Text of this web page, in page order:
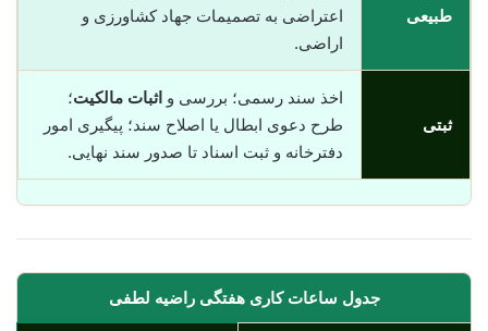
طبیعی
اعتراضی به تصمیمات جهاد کشاورزی و
اراضی.
ثبتی
اخذ سند رسمی؛ بررسی و اثبات مالکیت؛
طرح دعوی ابطال یا اصلاح سند؛ پیگیری امور
دفترخانه و ثبت اسناد تا صدور سند نهایی.
جدول ساعات کاری هفتگی راضیه لطفی